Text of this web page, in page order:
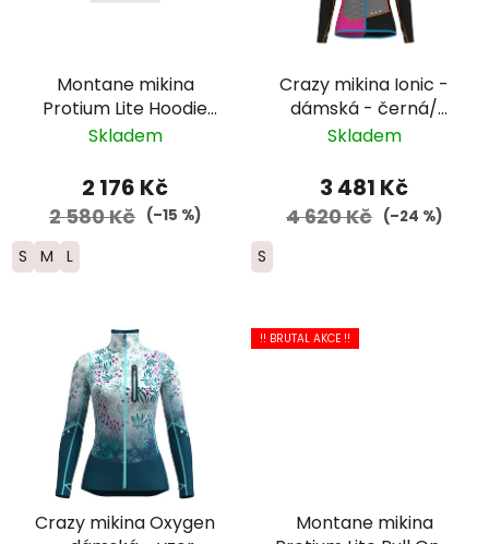
Montane mikina
Protium Lite Hoodie
zip - dámská - světle
Skladem
2 176 Kč
2 580 Kč (–15 %)
S M L
Crazy mikina Ionic -
dámská - černá/
šedá/růžová
Skladem
3 481 Kč
4 620 Kč (–24 %)
S
Crazy mikina Oxygen
!! BRUTAL AKCE !!
Montane mikina